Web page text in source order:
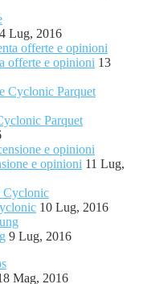
Lug, 2016
offerte e opinioni 13
Parquet
e opinioni 11 Lug,
10 Lug, 2016
9 Lug, 2016
Mag, 2016